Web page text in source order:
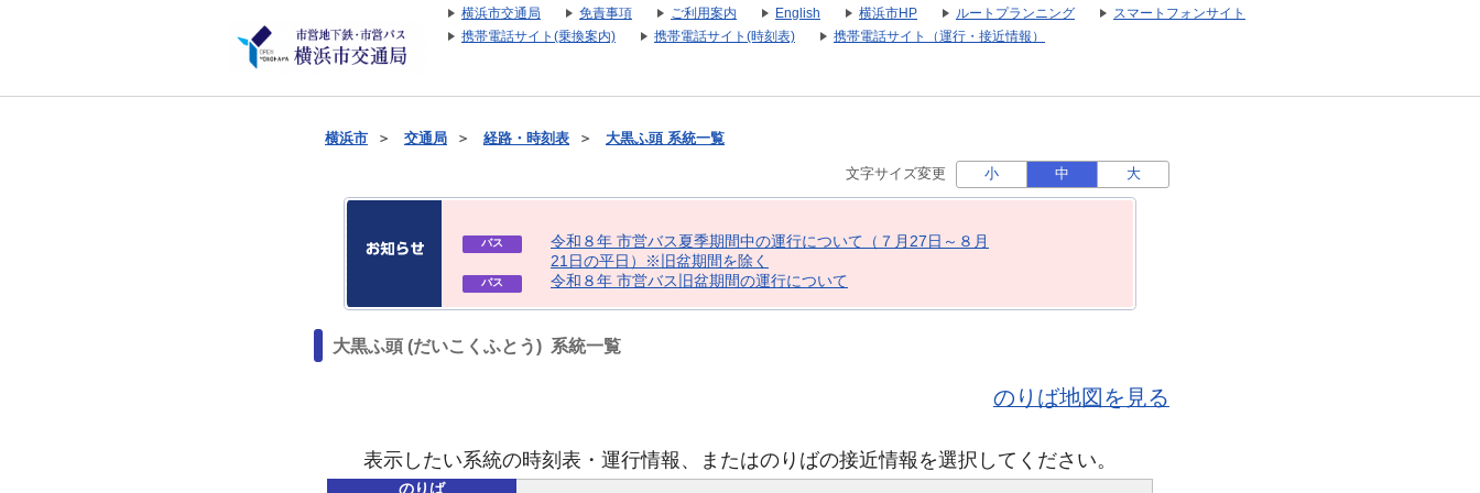
横浜市交通局 免責事項 ご利用案内 English 横浜市HP ルートプランニング
スマートフォンサイト
携帯電話サイト(乗換案内)
携帯電話サイト(時刻表) 携帯電話サイト（運行・接近情報）
横浜市 ＞ 交通局 ＞ 経路・時刻表 ＞ 大黒ふ頭 系統一覧
文字サイズ変更 小 中 大
バス 令和 ８年 市営バス夏季期間中の運行について （ ７ 月 27日 ～ ８ 月
21 日の平日 ） ※ 旧盆期間を除 く
バス 令和 ８年 市営バス 旧盆期間の運行について
大黒ふ頭 (だいこくふとう) 系統一覧
のりば地図を見る
表示したい系統の時刻表・運行情報、またはのりばの接近情報を選択してください。
のりば